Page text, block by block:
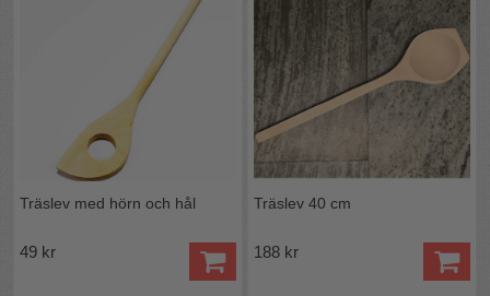
Träslev med hörn och hål
49 kr
Träslev 40 cm
188 kr